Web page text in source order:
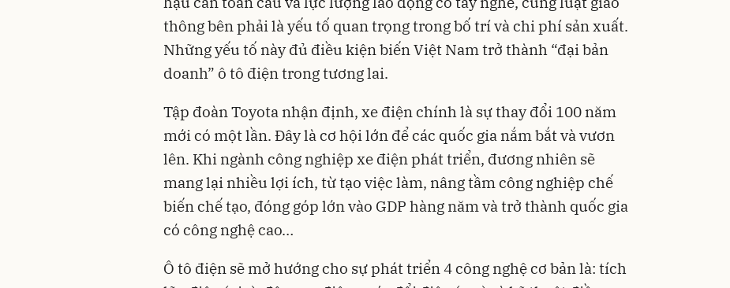
thông bên phải là yếu tố quan trọng trong bố trí và chi phí sản xuất.
Những yếu tố này đủ điều kiện biến Việt Nam trở thành “đại bản
doanh” ô tô điện trong tương lai.
Tập đoàn Toyota nhận định, xe điện chính là sự thay đổi 100 năm
mới có một lần. Đây là cơ hội lớn để các quốc gia nắm bắt và vươn
lên. Khi ngành công nghiệp xe điện phát triển, đương nhiên sẽ
mang lại nhiều lợi ích, từ tạo việc làm, nâng tầm công nghiệp chế
biến chế tạo, đóng góp lớn vào GDP hàng năm và trở thành quốc gia
có công nghệ cao…
Ô tô điện sẽ mở hướng cho sự phát triển 4 công nghệ cơ bản là: tích